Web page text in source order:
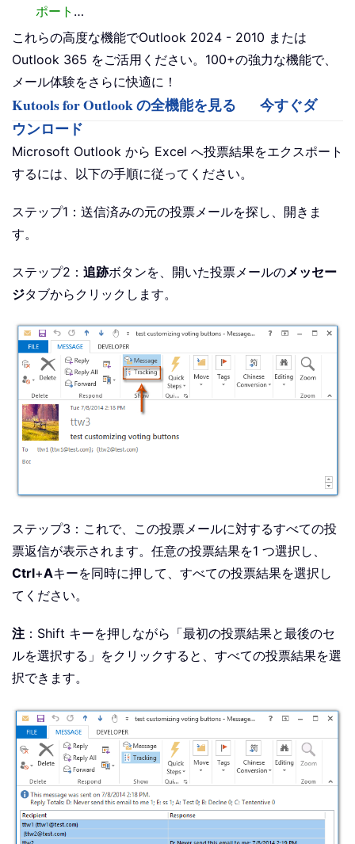
ポート …
これらの高度な機能でOutlook 2024 - 2010 または
Outlook 365 をご活用ください。100+の強力な機能で、
メール体験をさらに快適に！
Kutools for Outlook の全機能を見る
今すぐダ
ウンロード
Microsoft Outlook から Excel へ投票結果をエクスポート
するには、以下の手順に従ってください。
ステップ1：送信済みの元の投票メールを探し、開きま
す。
ステップ2： 追跡ボタンを、開いた投票メールのメッセー
ジタブからクリックします。
ステップ3：これで、この投票メールに対するすべての投
票返信が表示されます。任意の投票結果を1 つ選択し、
Ctrl+Aキーを同時に押して、すべての投票結果を選択し
てください。
注 ：Shift キーを押しながら「最初の投票結果と最後のセ
ルを選択する」をクリックすると、すべての投票結果を選
択できます。